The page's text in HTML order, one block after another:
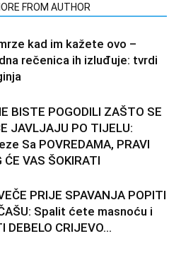
FROM AUTHOR
kad im kažete ovo –
rečenica ih izluđuje: tvrdi
BISTE POGODILI ZAŠTO SE
JAVLJAJU PO TIJELU:
Sa POVREDAMA, PRAVI
ĆE VAS ŠOKIRATI
PRIJE SPAVANJA POPITI
Spalit ćete masnoću i
DEBELO CRIJEVO…